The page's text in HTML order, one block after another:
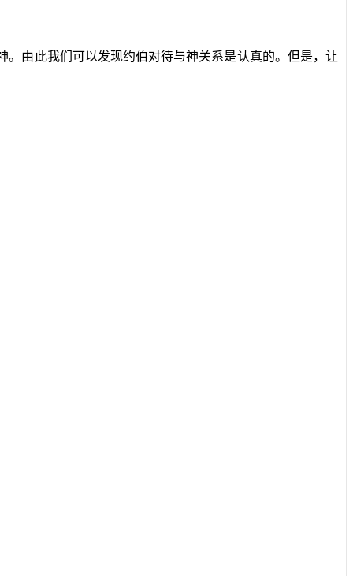
由此我们可以发现约伯对待与神关系是认真的。但是，让